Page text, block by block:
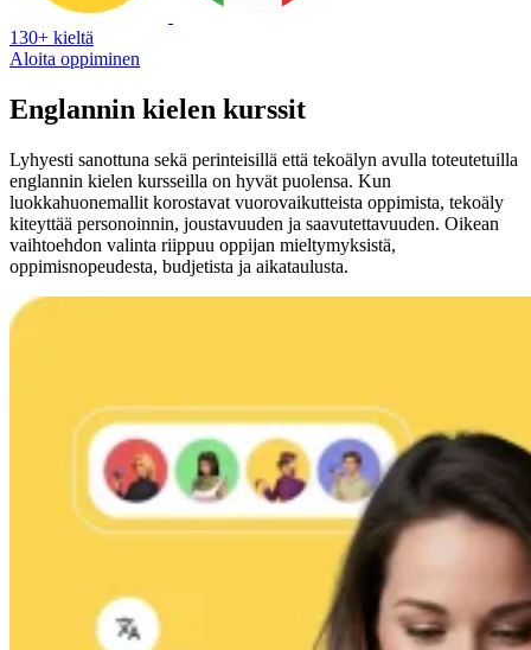
130+ kieltä
Aloita oppiminen
Englannin kielen kurssit
Lyhyesti sanottuna sekä perinteisillä että tekoälyn avulla toteutetuilla
englannin kielen kursseilla on hyvät puolensa. Kun
luokkahuonemallit korostavat vuorovaikutteista oppimista, tekoäly
kiteyttää personoinnin, joustavuuden ja saavutettavuuden. Oikean
vaihtoehdon valinta riippuu oppijan mieltymyksistä,
oppimisnopeudesta, budjetista ja aikataulusta.